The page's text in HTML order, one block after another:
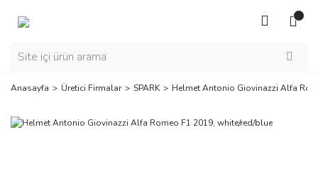
Anasayfa Üretici Firmalar SPARK Helmet Antonio Giovinazzi Alfa